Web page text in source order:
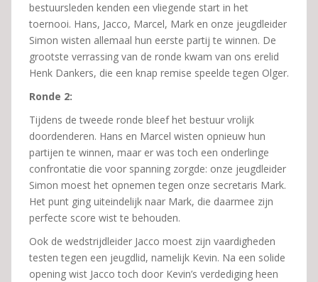
bestuursleden kenden een vliegende start in het
toernooi. Hans, Jacco, Marcel, Mark en onze jeugdleider
Simon wisten allemaal hun eerste partij te winnen. De
grootste verrassing van de ronde kwam van ons erelid
Henk Dankers, die een knap remise speelde tegen Olger.
Ronde 2:
Tijdens de tweede ronde bleef het bestuur vrolijk
doordenderen. Hans en Marcel wisten opnieuw hun
partijen te winnen, maar er was toch een onderlinge
confrontatie die voor spanning zorgde: onze jeugdleider
Simon moest het opnemen tegen onze secretaris Mark.
Het punt ging uiteindelijk naar Mark, die daarmee zijn
perfecte score wist te behouden.
Ook de wedstrijdleider Jacco moest zijn vaardigheden
testen tegen een jeugdlid, namelijk Kevin. Na een solide
opening wist Jacco toch door Kevin’s verdediging heen